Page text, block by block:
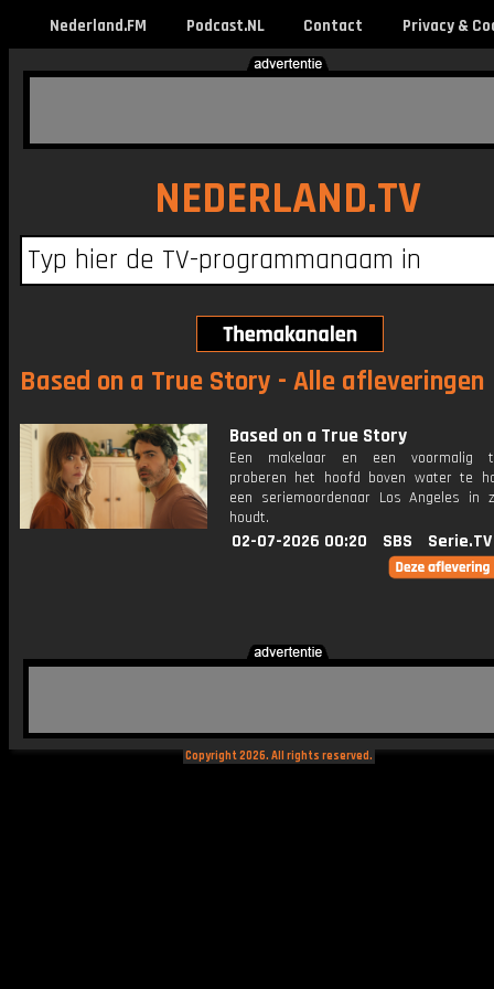
Nederland.FM Podcast.NL Contact Privacy &
NEDERLAND.TV
Based on a True Story - Alle afleveringen
Based on a True Story
Een makelaar en een voormalig
proberen het hoofd boven water te
een seriemoordenaar Los Angeles in
houdt.
02-07-2026 00:20 SBS Serie.TV
Copyright 2026. All rights reserved.